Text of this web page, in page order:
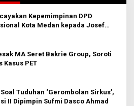
Kepemimpinan DPD
Kota Medan kepada Josef
MA Seret Bakrie Group, Soroti
Kasus PET
Tuduhan ‘Gerombolan Sirkus’,
II Dipimpin Sufmi Dasco Ahmad